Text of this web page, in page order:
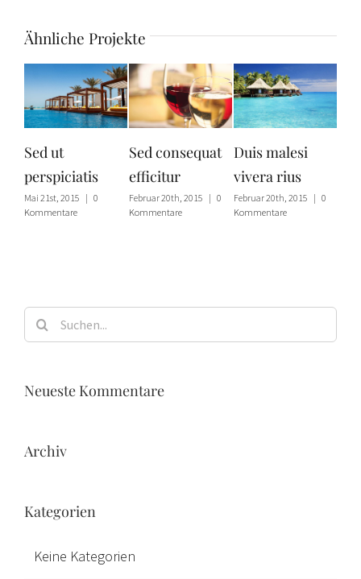
Ähnliche Projekte
Sed ut
perspiciatis
Mai 21st, 2015 | 0
Kommentare
Sed consequat
efficitur
Februar 20th, 2015 | 0
Kommentare
Duis malesi
vivera rius
Februar 20th, 2015 | 0
Kommentare
Mai 21st,
Suche
nach:
Neueste Kommentare
Archiv
Kategorien
Keine Kategorien